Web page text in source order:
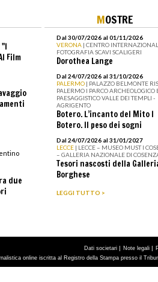
"I
Film
due
MOSTRE
Dal 30/07/2026 al 01/11/2026
VERONA | CENTRO
FOTOGRAFIA SCAVI SCALIGERI
Dorothea Lange
Dal 24/07/2026 al 31/10/2026
PALERMO | PALAZZO BELMONTE
PALERMO I PARCO ARCHEOLOGICO
PAESAGGISTICO VALLE DEI TEMPLI -
AGRIGENTO
Botero. L’incanto del Mito I
Botero. Il peso dei sogni
Dal 24/07/2026 al 31/01/2027
LECCE | LECCE – MUSEO MUST I
– GALLERIA NAZIONALE DI
Tesori nascosti della
Borghese
LEGGI TUTTO >
Dati societari | Note legali |
online iscritta al Registro della Stampa presso il